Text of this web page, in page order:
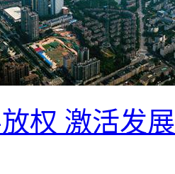
权 激活发